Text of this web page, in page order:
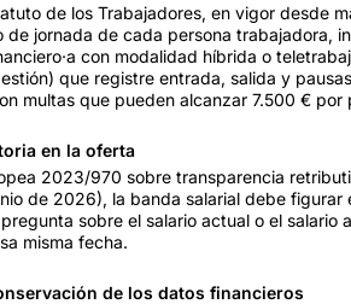
de los Trabajadores, en vigor desde
de jornada de cada persona trabajadora,
con modalidad híbrida o
que registre entrada, salida y
multas que pueden alcanzar 7.500 € por
en la oferta
2023/970 sobre transparencia
de 2026), la banda salarial debe figurar
sobre el salario actual o el salario
misma fecha.
de los datos financieros